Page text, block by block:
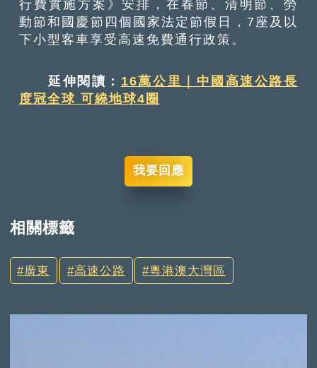
行費實施方案》安排，在春節、清明節、勞
動節和國慶節四個國家法定節假日，7座及以
下小型客車享受高速免費通行政策。
延伸閱讀： 16萬公里｜中國高速公路長
度冠全球 可繞地球4圈
我要回應
相關標籤
廣東 高速公路 粵港澳大灣區